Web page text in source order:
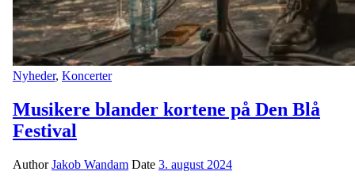
Nyheder, Koncerter
Musikere blander kortene på Den Blå
Festival
AuthorJakob Wandam Date 3. august 2024